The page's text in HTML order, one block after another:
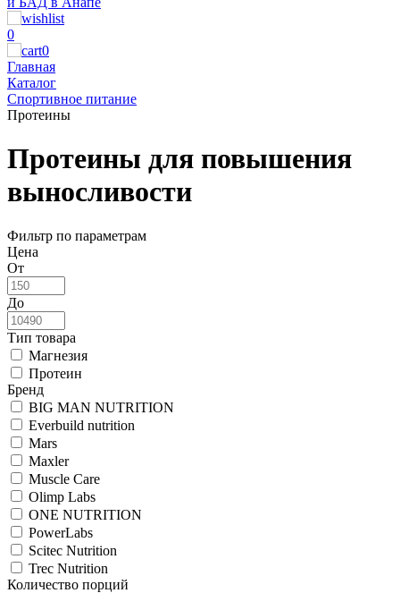
0
0
Главная
Каталог
Спортивное питание
Протеины
Протеины для повышения
выносливости
Фильтр по параметрам
Цена
От
До
Тип товара
Магнезия
Протеин
Бренд
BIG MAN NUTRITION
Everbuild nutrition
Mars
Maxler
Muscle Care
Olimp Labs
ONE NUTRITION
PowerLabs
Scitec Nutrition
Trec Nutrition
Количество порций